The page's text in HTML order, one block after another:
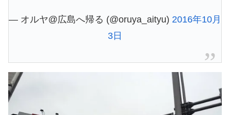
— オルヤ@広島へ帰る (@oruya_aityu) 2016年10月
3日